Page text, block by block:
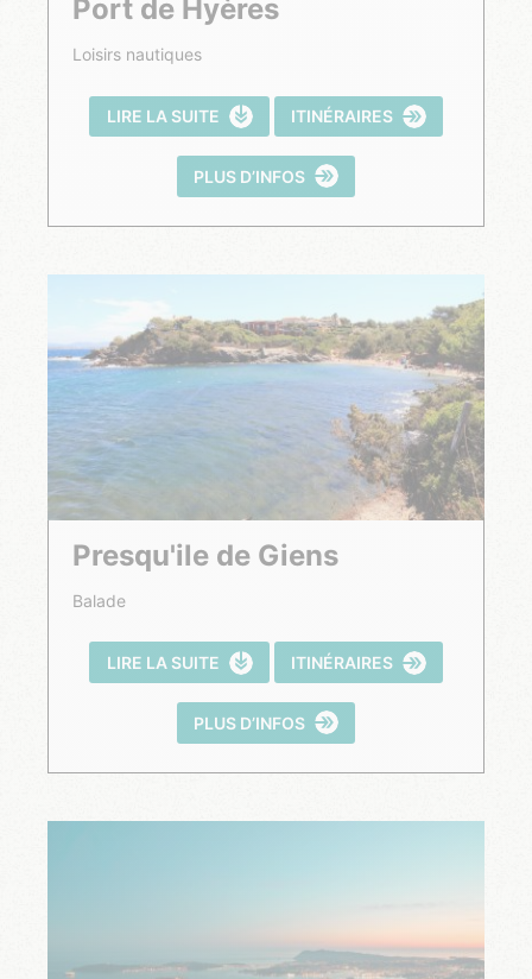
Port de Hyères
Loisirs nautiques
LIRE LA SUITE ITINÉRAIRES
PLUS D’INFOS
Presqu'ile de Giens
Balade
LIRE LA SUITE ITINÉRAIRES
PLUS D’INFOS